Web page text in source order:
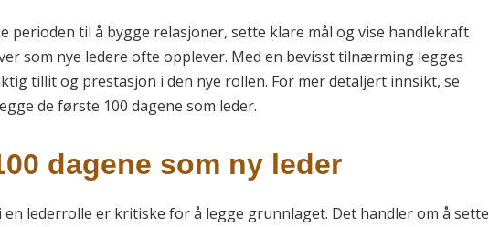
perioden til å bygge relasjoner, sette klare mål og vise handlekraft
som nye ledere ofte opplever. Med en bevisst tilnærming legges
tillit og prestasjon i den nye rollen. For mer detaljert innsikt, se
de første 100 dagene som leder.
dagene som ny leder
en lederrolle er kritiske for å legge grunnlaget. Det handler om å sette